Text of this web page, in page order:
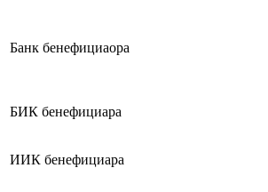
Банк бенефициаора
БИК бенефициара
ИИК бенефициара